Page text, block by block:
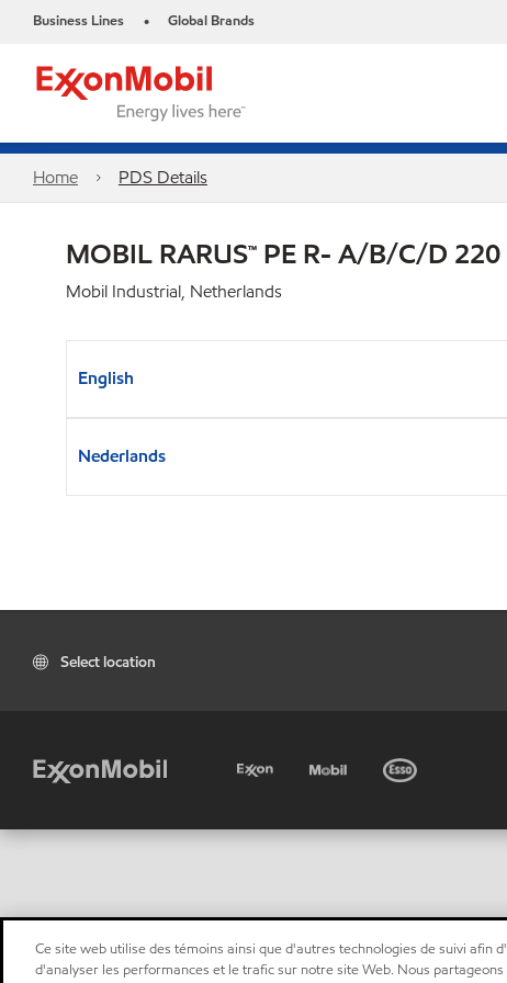
Business Lines • Global Brands
Home PDS Details
MOBIL RARUS™ PE R- A/B/C/D 220
Mobil Industrial, Netherlands
English
Nederlands
Select location
Ce site web utilise des témoins ainsi que d'autres technologies de suivi afin
d'analyser les performances et le trafic sur notre site Web. Nous